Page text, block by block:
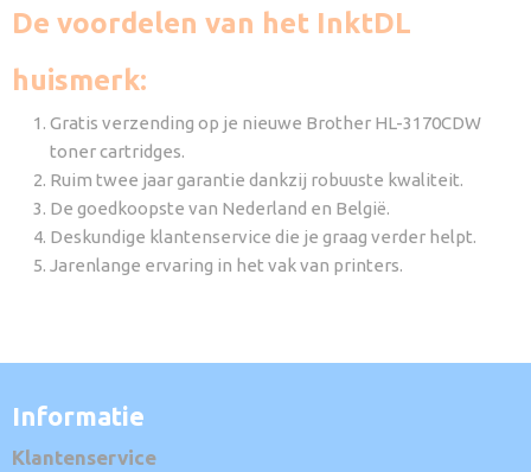
De voordelen van het InktDL
huismerk:
Gratis verzending op je nieuwe Brother HL-3170CDW
toner cartridges.
Ruim twee jaar garantie dankzij robuuste kwaliteit.
De goedkoopste van Nederland en België.
Deskundige klantenservice die je graag verder helpt.
Jarenlange ervaring in het vak van printers.
Informatie
Klantenservice